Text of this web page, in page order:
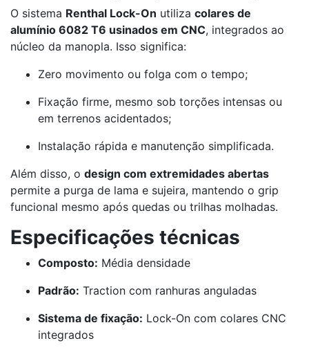
O sistema Renthal Lock-On utiliza colares de
alumínio 6082 T6 usinados em CNC, integrados ao
núcleo da manopla. Isso significa:
Zero movimento ou folga com o tempo;
Fixação firme, mesmo sob torções intensas ou
em terrenos acidentados;
Instalação rápida e manutenção simplificada.
Além disso, o design com extremidades abertas
permite a purga de lama e sujeira, mantendo o grip
funcional mesmo após quedas ou trilhas molhadas.
Especificações técnicas
Composto: Média densidade
Padrão: Traction com ranhuras anguladas
Sistema de fixação: Lock-On com colares CNC
integrados